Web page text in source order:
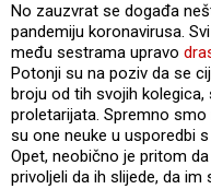
No zauzvrat se događa
pandemiju koronavirusa.
među sestrama upravo
Potonji su na poziv da se
broju od tih svojih
proletarijata. Spremno
su one neuke u usporedbi
Opet, neobično je pritom
privoljeli da ih slijede, da